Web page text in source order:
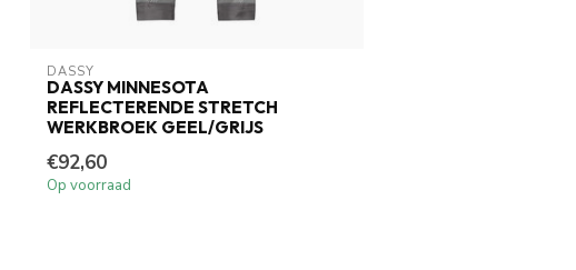
DASSY
DASSY MINNESOTA
REFLECTERENDE STRETCH
WERKBROEK GEEL/GRIJS
€92,60
Op voorraad